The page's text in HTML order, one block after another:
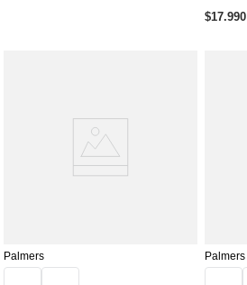
$17.990
Palmers Palmers